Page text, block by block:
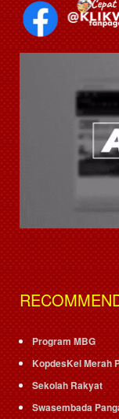
Program MBG
KopdesKel Merah
Sekolah Rakyat
Swasembada